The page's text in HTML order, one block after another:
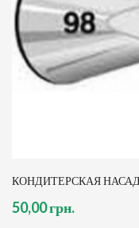
КОНДИТЕРСКАЯ
50,00 грн.